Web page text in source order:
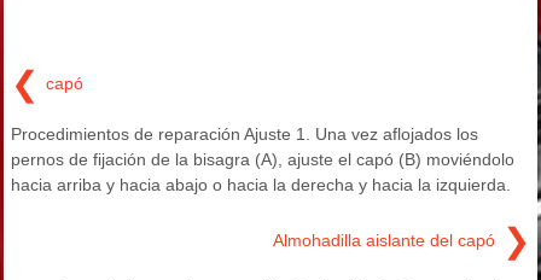
❮ capó
Procedimientos de reparación Ajuste 1. Una vez aflojados los
pernos de fijación de la bisagra (A), ajuste el capó (B) moviéndolo
hacia arriba y hacia abajo o hacia la derecha y hacia la izquierda.
Almohadilla aislante del capó ❯